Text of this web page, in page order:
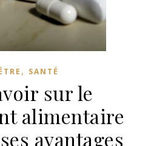
, SANTÉ
sur le
alimentaire
avantages